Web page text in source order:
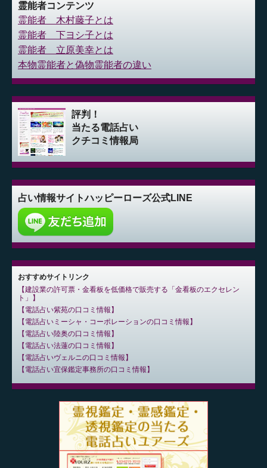
霊能者コンテンツ
霊能者 木村藤子とは
霊能者 下ヨシ子とは
霊能者 立原美幸とは
本物霊能者と偽物霊能者の違い
評判！
当たる電話占い
クチコミ情報局
占い情報サイトハッピーローズ公式LINE
おすすめサイトリンク
建設業の許可票・金看板を低価格で販売する「金看板のエクセレン
ト」
電話占い紫苑の口コミ情報
電話占いミーシャ・コーポレーションの口コミ情報
電話占い陸奥の口コミ情報
電話占い法蓮の口コミ情報
電話占いヴェルニの口コミ情報
電話占い宜保鑑定事務所の口コミ情報